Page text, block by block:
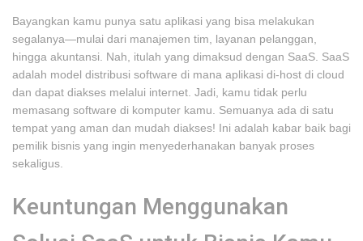
Bayangkan kamu punya satu aplikasi yang bisa melakukan
segalanya—mulai dari manajemen tim, layanan pelanggan,
hingga akuntansi. Nah, itulah yang dimaksud dengan SaaS. SaaS
adalah model distribusi software di mana aplikasi di-host di cloud
dan dapat diakses melalui internet. Jadi, kamu tidak perlu
memasang software di komputer kamu. Semuanya ada di satu
tempat yang aman dan mudah diakses! Ini adalah kabar baik bagi
pemilik bisnis yang ingin menyederhanakan banyak proses
sekaligus.
Keuntungan Menggunakan